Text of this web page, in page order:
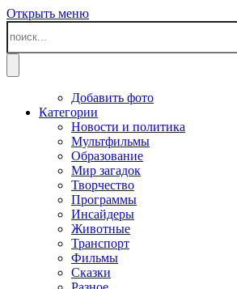
Открыть меню
Добавить фото
Категории
Новости и политика
Мультфильмы
Образование
Мир загадок
Творчество
Программы
Инсайдеры
Животные
Транспорт
Фильмы
Сказки